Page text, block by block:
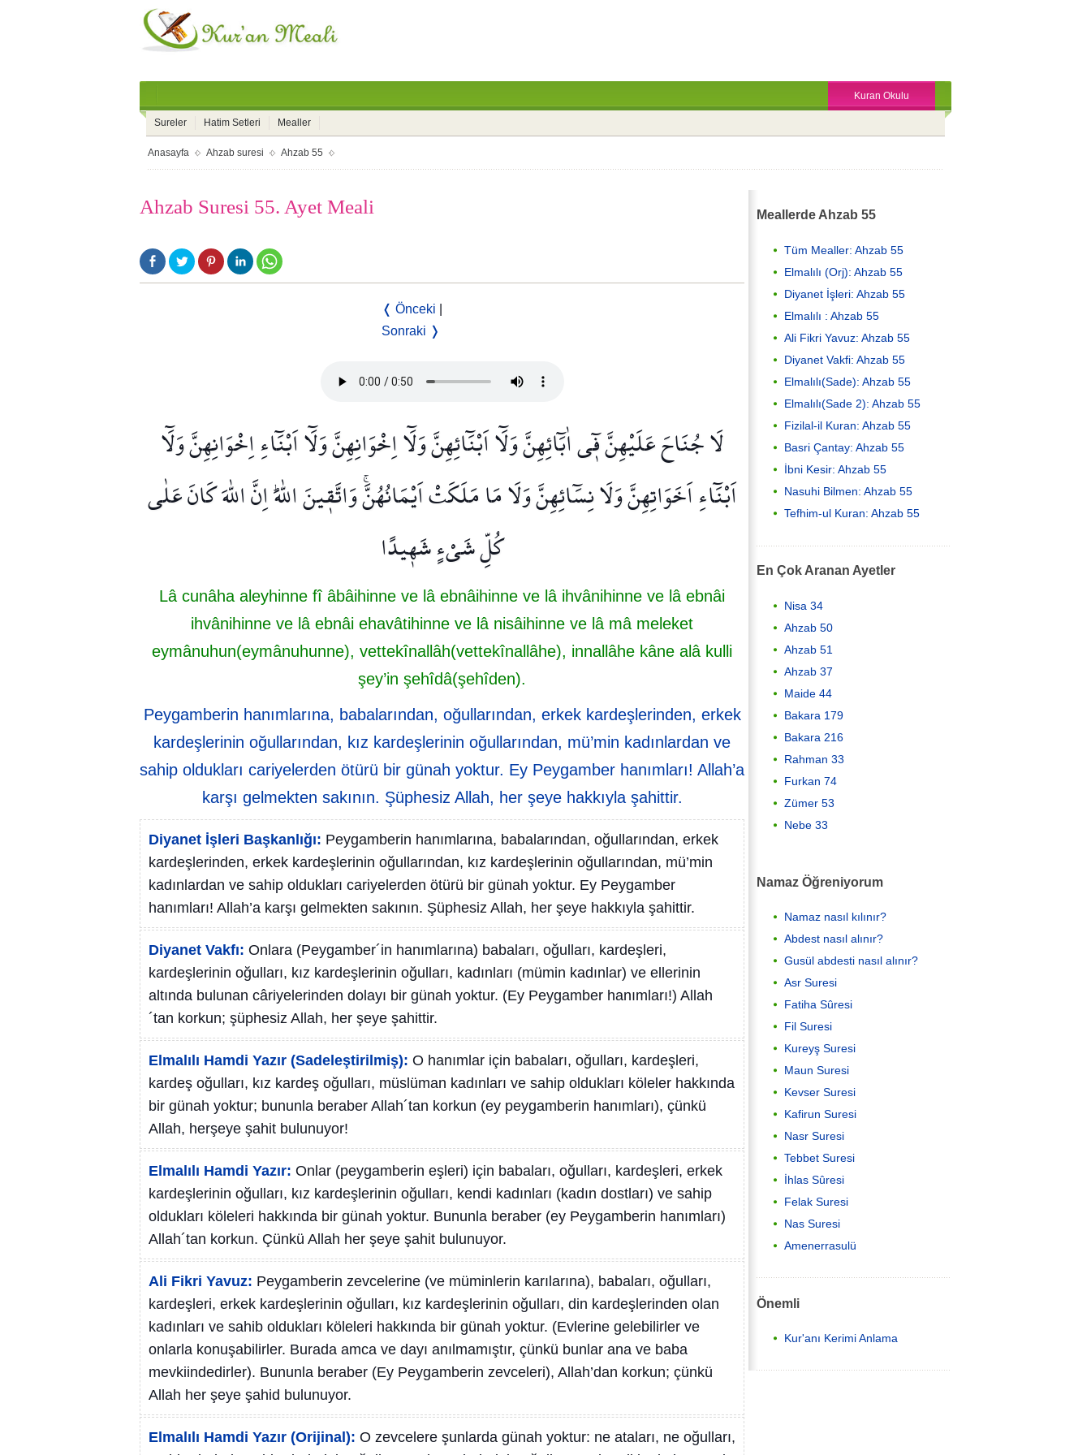
Kuran Okulu
Sureler Hatim Setleri Mealler
Anasayfa Ahzab suresi Ahzab 55
Ahzab Suresi 55. Ayet Meali
❬ Önceki
Sonraki ❭
لَا جُنَاحَ عَلَيْهِنَّ ف۪ٓي اٰبَٓائِهِنَّ وَلَٓا اَبْنَٓائِهِنَّ وَلَٓا اِخْوَانِهِنَّ وَلَٓا اَبْنَٓاءِ اِخْوَانِهِنَّ وَلَٓا
اَبْنَٓاءِ اَخَوَاتِهِنَّ وَلَا نِسَٓائِهِنَّ وَلَا مَا مَلَكَتْ اَيْمَانُهُنَّۚ وَاتَّق۪ينَ اللّٰهَۜ اِنَّ اللّٰهَ كَانَ عَلٰى
كُلِّ شَيْءٍ شَه۪يدًا
Lâ cunâha aleyhinne fî âbâihinne ve lâ ebnâihinne ve lâ ihvânihinne ve lâ ebnâi
ihvânihinne ve lâ ebnâi ehavâtihinne ve lâ nisâihinne ve lâ mâ meleket
eymânuhun(eymânuhunne), vettekînallâh(vettekînallâhe), innallâhe kâne alâ kulli
şey’in şehîdâ(şehîden).
Peygamberin hanımlarına, babalarından, oğullarından, erkek kardeşlerinden, erkek
kardeşlerinin oğullarından, kız kardeşlerinin oğullarından, mü’min kadınlardan ve
sahip oldukları cariyelerden ötürü bir günah yoktur. Ey Peygamber hanımları! Allah’a
karşı gelmekten sakının. Şüphesiz Allah, her şeye hakkıyla şahittir.
Diyanet İşleri Başkanlığı: Peygamberin hanımlarına, babalarından, oğullarından, erkek
kardeşlerinden, erkek kardeşlerinin oğullarından, kız kardeşlerinin oğullarından, mü’min
kadınlardan ve sahip oldukları cariyelerden ötürü bir günah yoktur. Ey Peygamber
hanımları! Allah’a karşı gelmekten sakının. Şüphesiz Allah, her şeye hakkıyla şahittir.
Diyanet Vakfı: Onlara (Peygamber´in hanımlarına) babaları, oğulları, kardeşleri,
kardeşlerinin oğulları, kız kardeşlerinin oğulları, kadınları (mümin kadınlar) ve ellerinin
altında bulunan câriyelerinden dolayı bir günah yoktur. (Ey Peygamber hanımları!) Allah
´tan korkun; şüphesiz Allah, her şeye şahittir.
Elmalılı Hamdi Yazır (Sadeleştirilmiş): O hanımlar için babaları, oğulları, kardeşleri,
kardeş oğulları, kız kardeş oğulları, müslüman kadınları ve sahip oldukları köleler hakkında
bir günah yoktur; bununla beraber Allah´tan korkun (ey peygamberin hanımları), çünkü
Allah, herşeye şahit bulunuyor!
Elmalılı Hamdi Yazır: Onlar (peygamberin eşleri) için babaları, oğulları, kardeşleri, erkek
kardeşlerinin oğulları, kız kardeşlerinin oğulları, kendi kadınları (kadın dostları) ve sahip
oldukları köleleri hakkında bir günah yoktur. Bununla beraber (ey Peygamberin hanımları)
Allah´tan korkun. Çünkü Allah her şeye şahit bulunuyor.
Ali Fikri Yavuz: Peygamberin zevcelerine (ve müminlerin karılarına), babaları, oğulları,
kardeşleri, erkek kardeşlerinin oğulları, kız kardeşlerinin oğulları, din kardeşlerinden olan
kadınları ve sahib oldukları köleleri hakkında bir günah yoktur. (Evlerine gelebilirler ve
onlarla konuşabilirler. Burada amca ve dayı anılmamıştır, çünkü bunlar ana ve baba
mevkiindedirler). Bununla beraber (Ey Peygamberin zevceleri), Allah’dan korkun; çünkü
Allah her şeye şahid bulunuyor.
Elmalılı Hamdi Yazır (Orijinal): O zevcelere şunlarda günah yoktur: ne ataları, ne oğulları,
Meallerde Ahzab 55
Tüm Mealler: Ahzab 55
Elmalılı (Orj): Ahzab 55
Diyanet İşleri: Ahzab 55
Elmalılı : Ahzab 55
Ali Fikri Yavuz: Ahzab 55
Diyanet Vakfi: Ahzab 55
Elmalılı(Sade): Ahzab 55
Elmalılı(Sade 2): Ahzab 55
Fizilal-il Kuran: Ahzab 55
Basri Çantay: Ahzab 55
İbni Kesir: Ahzab 55
Nasuhi Bilmen: Ahzab 55
Tefhim-ul Kuran: Ahzab 55
En Çok Aranan Ayetler
Nisa 34
Ahzab 50
Ahzab 51
Ahzab 37
Maide 44
Bakara 179
Bakara 216
Rahman 33
Furkan 74
Zümer 53
Nebe 33
Namaz Öğreniyorum
Namaz nasıl kılınır?
Abdest nasıl alınır?
Gusül abdesti nasıl alınır?
Asr Suresi
Fatiha Sûresi
Fil Suresi
Kureyş Suresi
Maun Suresi
Kevser Suresi
Kafirun Suresi
Nasr Suresi
Tebbet Suresi
İhlas Sûresi
Felak Suresi
Nas Suresi
Amenerrasulü
Önemli
Kur'anı Kerimi Anlama